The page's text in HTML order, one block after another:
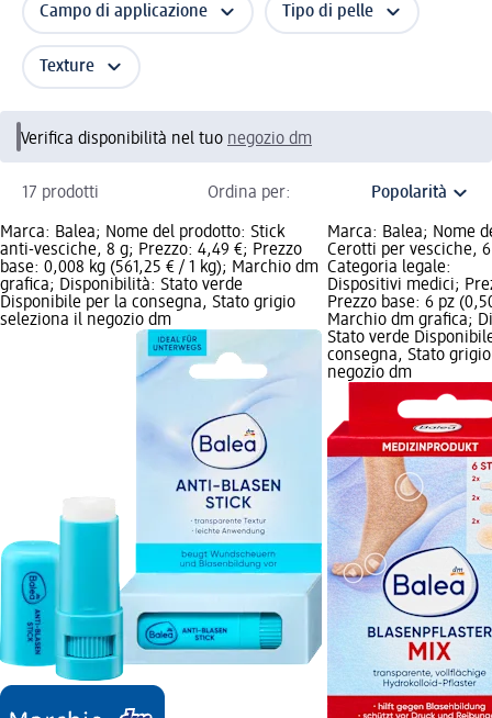
Campo di applicazione Tipo di pelle
Texture
Verifica disponibilità nel tuo negozio dm
17 prodotti Ordina per:
Marca: Balea; Nome del prodotto: Stick
anti-vesciche, 8 g; Prezzo: 4,49 €; Prezzo
base: 0,008 kg (561,25 € / 1 kg); Marchio dm
grafica; Disponibilità: Stato verde
Disponibile per la consegna, Stato grigio
seleziona il negozio dm
Marca: Balea; Nome
Cerotti per vesciche,
Categoria legale:
Dispositivi medici;
Prezzo base: 6 pz
Marchio dm grafica;
Stato verde
consegna, Stato
negozio dm